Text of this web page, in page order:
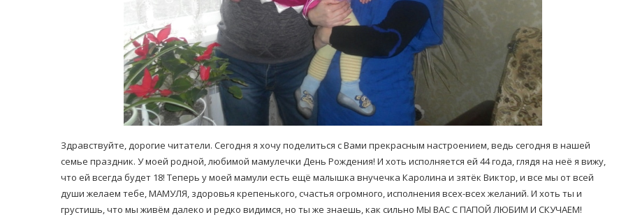
Здравствуйте, дорогие читатели. Сегодня я хочу поделиться с Вами прекрасным настроением, ведь сегодня в нашей
семье праздник. У моей родной, любимой мамулечки День Рождения! И хоть исполняется ей 44 года, глядя на неё я вижу,
что ей всегда будет 18! Теперь у моей мамули есть ещё малышка внучечка Каролина и зятёк Виктор, и все мы от всей
души желаем тебе, МАМУЛЯ, здоровья крепенького, счастья огромного, исполнения всех-всех желаний. И хоть ты и
грустишь, что мы живём далеко и редко видимся, но ты же знаешь, как сильно МЫ ВАС С ПАПОЙ ЛЮБИМ И СКУЧАЕМ!
никакого кипятка
Лікарі назвали симптоми
коронавірусу в дітей
14/Бер/2020
Попробуйте рецепт
легендарного супа доктора
Моро, который без...
08/Січ/2021